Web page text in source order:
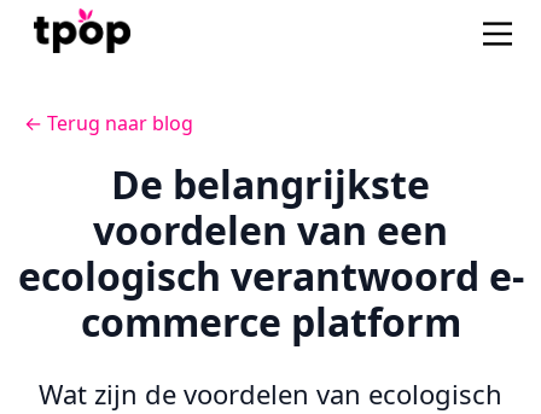
← Terug naar blog
De belangrijkste
voordelen van een
ecologisch verantwoord e-
commerce platform
Wat zijn de voordelen van ecologisch